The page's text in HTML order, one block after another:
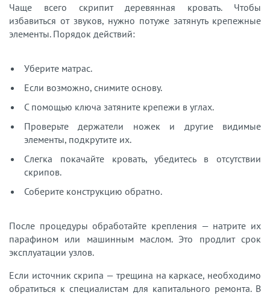
Чаще всего скрипит деревянная кровать. Чтобы
избавиться от звуков, нужно потуже затянуть крепежные
элементы. Порядок действий:
Уберите матрас.
Если возможно, снимите основу.
С помощью ключа затяните крепежи в углах.
Проверьте держатели ножек и другие видимые
элементы, подкрутите их.
Слегка покачайте кровать, убедитесь в отсутствии
скрипов.
Соберите конструкцию обратно.
После процедуры обработайте крепления — натрите их
парафином или машинным маслом. Это продлит срок
эксплуатации узлов.
Если источник скрипа — трещина на каркасе, необходимо
обратиться к специалистам для капитального ремонта. В